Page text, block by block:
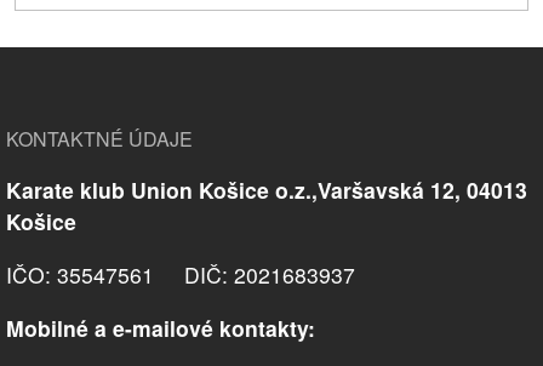
KONTAKTNÉ ÚDAJE
Karate klub Union Košice o.z.,Varšavská 12, 04013
Košice
IČO: 35547561 DIČ: 2021683937
Mobilné a e-mailové kontakty: